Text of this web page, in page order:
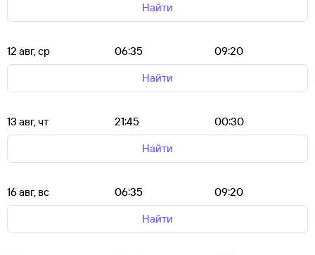
Найти
12 авг, ср 06:35
09:20
Найти
13 авг, чт 21:45
00:30
Найти
16 авг, вс 06:35
09:20
Найти